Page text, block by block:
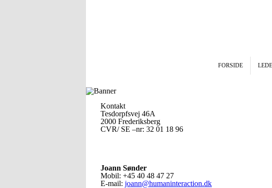
Kontakt
Tesdorpfsvej 46A
2000 Frederiksberg
CVR/ SE –nr: 32 01 18 96
Joann Sønder
Mobil: +45 40 48 47 27
E-mail: joann@humaninteraction.dk
FORSIDE